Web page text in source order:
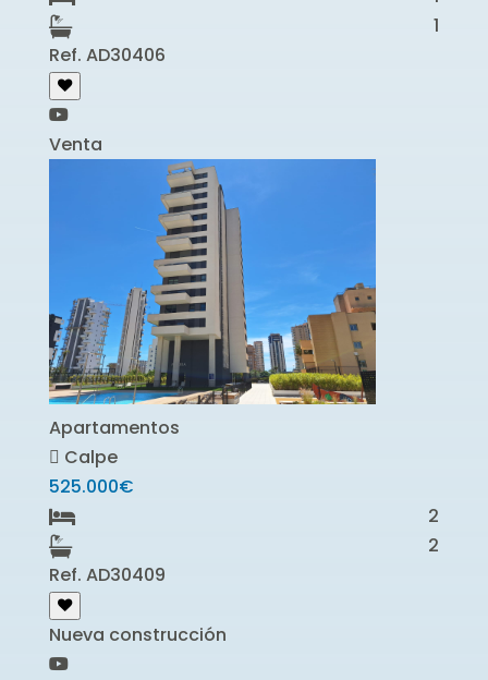
1
Ref. AD30406
Venta
Apartamentos
Calpe
525.000€
2
2
Ref. AD30409
Nueva construcción